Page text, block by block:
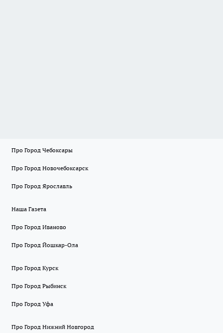
Про Город Чебоксары
Про Город Новочебоксарск
Про Город Ярославль
Наша Газета
Про Город Иваново
Про Город Йошкар-Ола
Про Город Курск
Про Город Рыбинск
Про Город Уфа
Про Город Нижний Новгород